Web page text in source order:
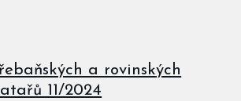
a rovinských
11/2024